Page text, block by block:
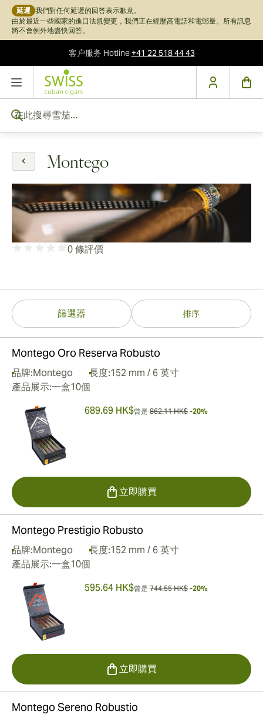
延遲 我們對任何延遲的回答表示歉意。
由於最近一些國家的進口法規變更，我們正在經歷高電話和電郵量。所有訊息
將不會例外地盡快回答。
客户服务 Hotline+41 22 518 44 43
Montego
0 條評價
排序
篩選器
Montego Oro Reserva Robusto
品牌:Montego 長度:152 mm / 6 英寸
產品展示:一盒10個
689.69 HK$曾是 862.11 HK$ -20%
立即購買
Montego Prestigio Robusto
品牌:Montego 長度:152 mm / 6 英寸
產品展示:一盒10個
595.64 HK$曾是 744.55 HK$ -20%
立即購買
Montego Sereno Robustio